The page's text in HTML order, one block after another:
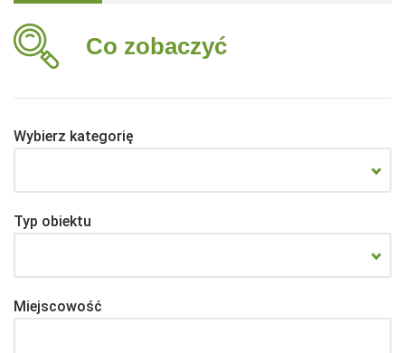
Co zobaczyć
Wybierz kategorię
Typ obiektu
Miejscowość